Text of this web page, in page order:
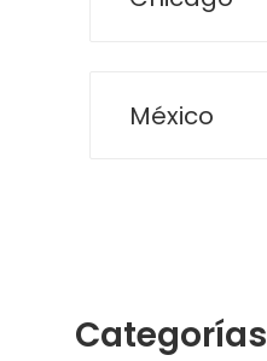
México
Categorías